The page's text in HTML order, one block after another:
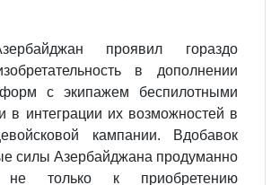
проявил гораздо
в допол­нении
с экипажем беспилотными
в интеграции их возможностей в
кампании. Вдобавок
силы Азербайджана продуманно
не только к приобретению